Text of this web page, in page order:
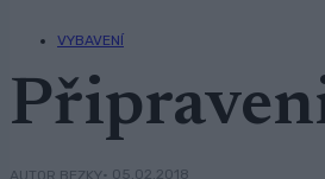
VYBAVENÍ
AUTOR BEZKY• 05.02.2018